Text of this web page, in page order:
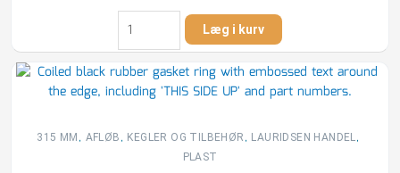
Kombi
Ringen
B6
600
x
mm
Læg i kurv
315 MM , AFLØB , KEGLER OG TILBEHØR , LAURIDSEN HANDEL ,
PLAST